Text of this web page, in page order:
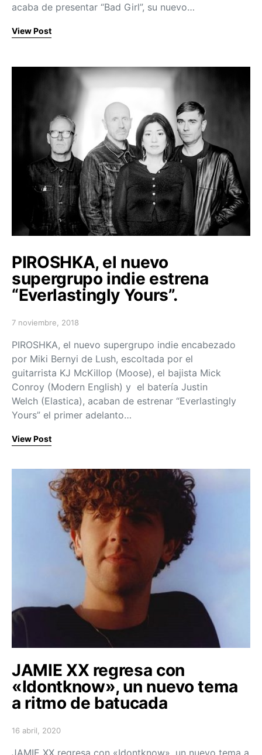
acaba de presentar “Bad Girl”, su nuevo…
View Post
PIROSHKA, el nuevo
supergrupo indie estrena
“Everlastingly Yours”.
Posted on
7 noviembre, 2018
PIROSHKA, el nuevo supergrupo indie encabezado
por Miki Bernyi de Lush, escoltada por el
guitarrista KJ McKillop (Moose), el bajista Mick
Conroy (Modern English) y el batería Justin
Welch (Elastica), acaban de estrenar “Everlastingly
Yours” el primer adelanto…
View Post
JAMIE XX regresa con
«Idontknow», un nuevo tema
a ritmo de batucada
Posted on
16 abril, 2020
JAMIE XX regresa con «Idontknow», un nuevo tema a